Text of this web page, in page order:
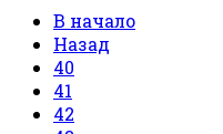
В начало
Назад
40
41
42